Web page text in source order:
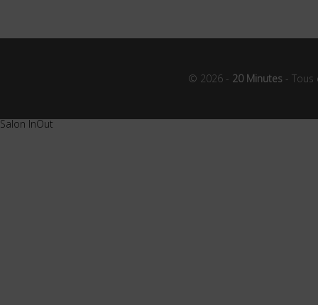
© 2026 - 20 Minutes -
Salon InOut